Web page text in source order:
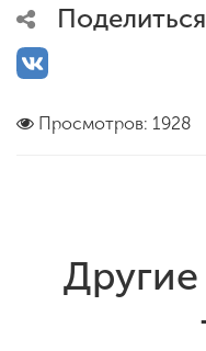
Поделиться
Просмотров: 1928